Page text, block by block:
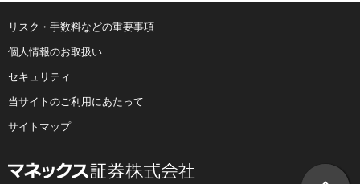
リスク・手数料などの重要事項
個人情報のお取扱い
セキュリティ
当サイトのご利用にあたって
サイトマップ